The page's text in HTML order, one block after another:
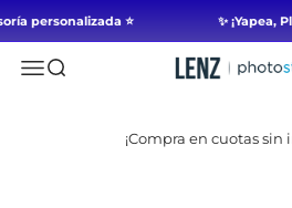
personalizada ⭐ ✨
Abrir Navegación
Abrir búsqueda Lenz Photo
¡Compra en cuotas